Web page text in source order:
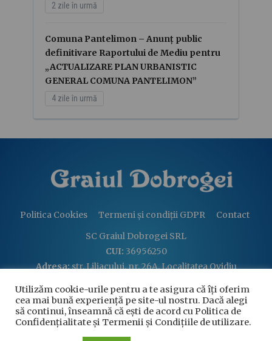
2 zile în urmă
Comuna Pantelimon – Anunț public
definitivare Raportului de Mediu pentru
„ACTUALIZARE PLAN URBANISTIC
GENERAL COMUNA PANTELIMON”
4 zile în urmă
Politica Cookies Termeni și condiții GDPR
Contact
SC Graiul Dobrogei SRL
CUI: 36956250
Adresa:str. Liliacului, nr. 26A, Localitatea Ovidiu
Telefon:+40 760 813 914
Utilizăm cookie-urile pentru a te asigura că îți oferim
cea mai bună experiență pe site-ul nostru. Dacă alegi
să continui, înseamnă că ești de acord cu Politica de
Confidențialitate și Termenii și Condițiile de utilizare.